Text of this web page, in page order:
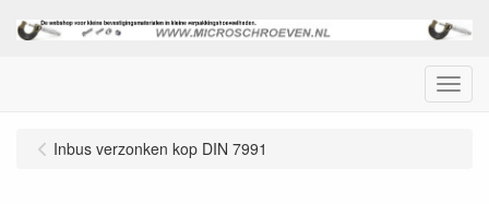
Menu
Inbus verzonken kop DIN 7991